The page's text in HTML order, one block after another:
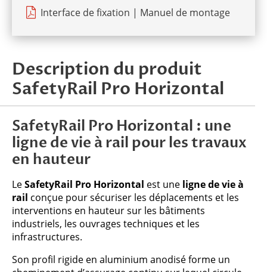
Interface de fixation | Manuel de montage
Description du produit
SafetyRail Pro Horizontal
SafetyRail Pro Horizontal : une
ligne de vie à rail pour les travaux
en hauteur
LeSafetyRail Pro Horizontal est une ligne de vie à
rail conçue pour sécuriser les déplacements et les
interventions en hauteur sur les bâtiments
industriels, les ouvrages techniques et les
infrastructures.
Son profil rigide en aluminium anodisé forme un